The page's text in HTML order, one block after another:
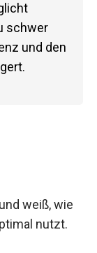
schwer
und den
weiß, wie
nutzt.